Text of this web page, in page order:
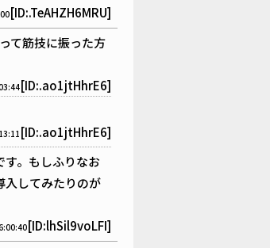
[ID:.TeAHZH6MRU]
て筋技に振った方
[ID:.ao1jtHhrE6]
[ID:.ao1jtHhrE6]
。もしふりなお
入してみたりのが
[ID:lhSil9voLFI]